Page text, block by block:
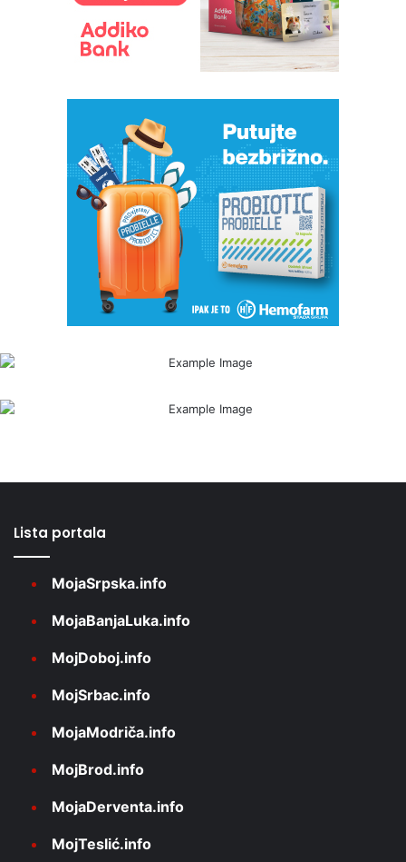
Lista portala
MojaSrpska.info
MojaBanjaLuka.info
MojDoboj.info
MojSrbac.info
MojaModriča.info
MojBrod.info
MojaDerventa.info
MojTeslić.info